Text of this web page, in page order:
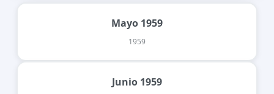
Mayo 1959
1959
Junio 1959